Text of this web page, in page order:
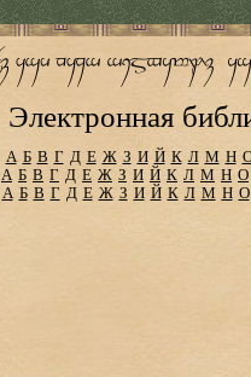
Электронная
А Б В Г Д Е Ж З И Й К Л М Н
А Б В Г Д Е Ж З И Й К Л М Н О
А Б В Г Д Е Ж З И Й К Л М Н О